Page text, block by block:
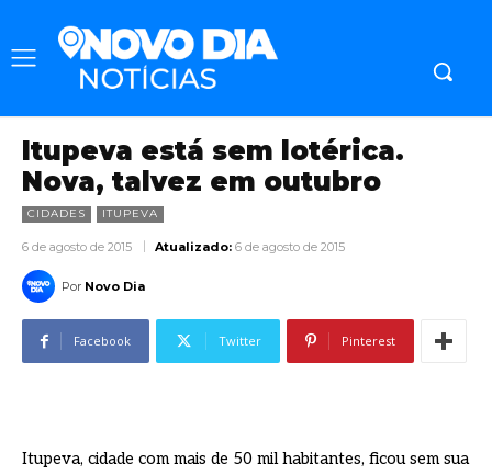
Itupeva está sem lotérica.
Nova, talvez em outubro
CIDADES ITUPEVA
6 de agosto de 2015 Atualizado: 6 de agosto de 2015
Por Novo Dia
Facebook Twitter Pinterest
Itupeva, cidade com mais de 50 mil habitantes, ficou sem sua